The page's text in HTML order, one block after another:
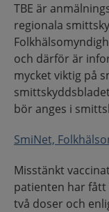
TBE är
regionala
och därför är
mycket viktig på
bör anges i
SmiNet,
Misstänkt
patienten har fått
två doser och